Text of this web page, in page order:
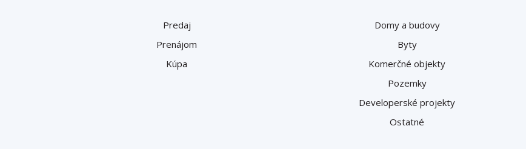
Predaj
Prenájom
Kúpa
Domy a budovy
Byty
Komerčné objekty
Pozemky
Developerské projekty
Ostatné